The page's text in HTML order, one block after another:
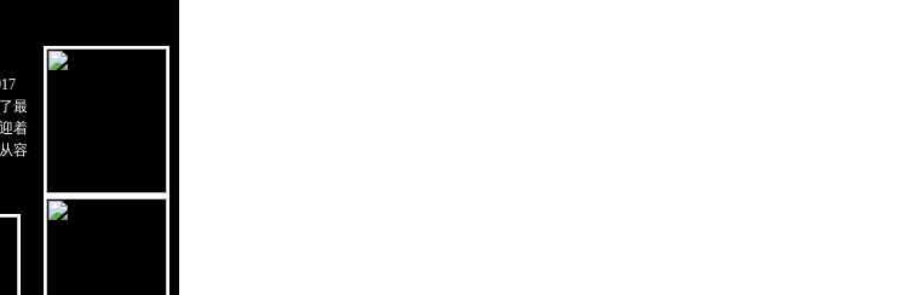
最
着
容